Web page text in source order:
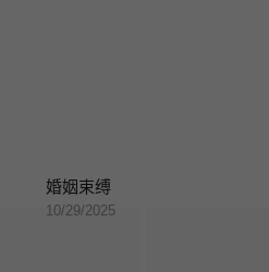
婚姻束缚
10/29/2025